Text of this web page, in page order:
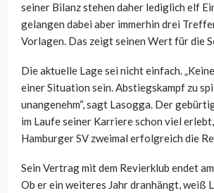
seiner Bilanz stehen daher lediglich elf
gelangen dabei aber immerhin drei
Vorlagen. Das zeigt seinen Wert für die
Die aktuelle Lage sei nicht einfach.
einer Situation sein. Abstiegskampf zu
unangenehm“, sagt Lasogga. Der
im Laufe seiner Karriere schon viel
Hamburger SV zweimal erfolgreich die
Sein Vertrag mit dem Revierklub endet
Ob er ein weiteres Jahr dranhängt, weiß